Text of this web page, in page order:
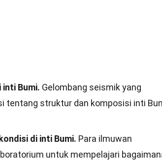
Bumi. Gelombang seismik yang
tentang struktur dan komposisi inti
di inti Bumi. Para ilmuwan
untuk mempelajari